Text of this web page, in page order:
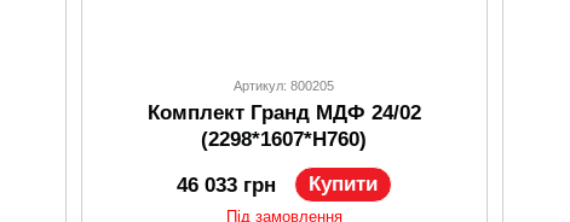
Артикул: 800205
Комплект Гранд МДФ 24/02
(2298*1607*H760)
46 033 грн Купити
Під замовлення